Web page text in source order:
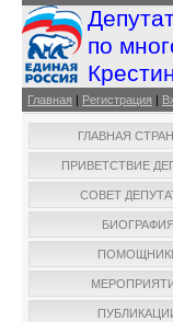
по
Главная | Регистрация |
ГЛАВНАЯ
ПРИВЕТСТВИЕ
СОВЕТ
БИОГРАФИЯ